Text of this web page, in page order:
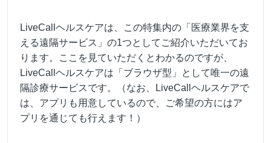
LiveCallヘルスケアは、この特集内の「医療業界を支
える遠隔サービス」の1つとしてご紹介いただいてお
ります。ここを見ていただくとわかるのですが、
LiveCallヘルスケアは「ブラウザ型」として唯一の遠
隔診療サービスです。（なお、LiveCallヘルスケアで
は、アプリも用意しているので、ご希望の方にはア
プリを通じても行えます！）